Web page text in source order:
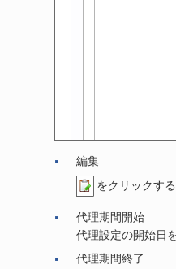
編集
をクリックす
代理期間開始
代理設定の開始日
代理期間終了